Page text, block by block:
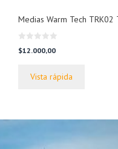
Medias Warm Tech TRK02
0
d
$12.000,00
Vista rápida